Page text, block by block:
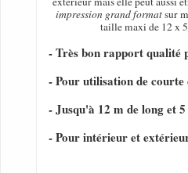
impression grand formatsur
taille maxi de 12 x
- Très bon rapport qualité
- Pour utilisation de courte
- Jusqu'à 12 m de long et
- Pour intérieur et